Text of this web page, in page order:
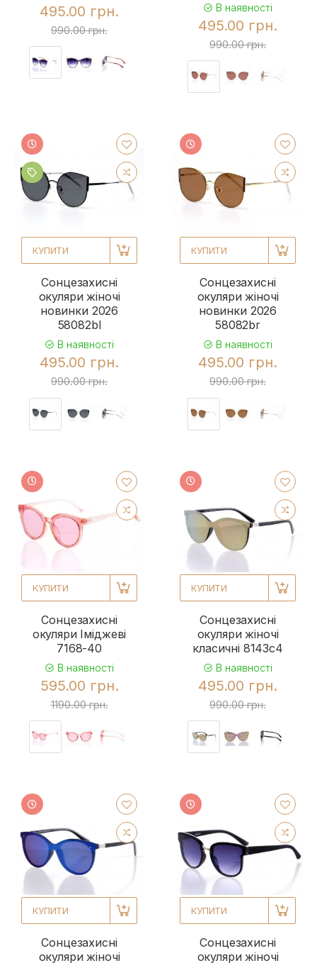
495.00 грн.
990.00 грн.
В наявності
495.00 грн.
990.00 грн.
КУПИТИ
Сонцезахисні
окуляри жіночі
новинки 2026
58082bl
В наявності
495.00 грн.
990.00 грн.
КУПИТИ
Сонцезахисні
окуляри жіночі
новинки 2026
58082br
В наявності
495.00 грн.
990.00 грн.
КУПИТИ
Сонцезахисні
окуляри Іміджеві
7168-40
В наявності
595.00 грн.
1190.00 грн.
КУПИТИ
Сонцезахисні
окуляри жіночі
класичні 8143c4
В наявності
495.00 грн.
990.00 грн.
КУПИТИ
Сонцезахисні
окуляри жіночі
КУПИТИ
Сонцезахисні
окуляри жіночі